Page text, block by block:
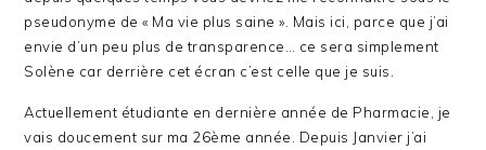
pseudonyme de « Ma vie plus saine ». Mais ici, parce que j’ai
envie d’un peu plus de transparence… ce sera simplement
Solène car derrière cet écran c’est celle que je suis.
Actuellement étudiante en dernière année de Pharmacie, je
vais doucement sur ma 26ème année. Depuis Janvier j’ai